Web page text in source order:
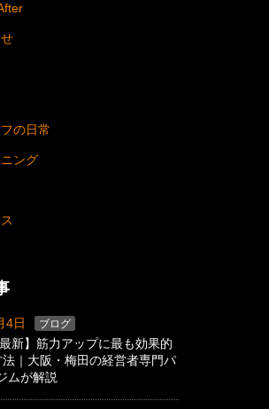
の日常
ニング
4日 ブログ
最新】筋力アップに最も効果的
｜大阪・梅田の経営者専門パ
ムが解説